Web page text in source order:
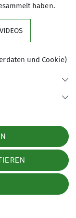
im Battert beim
haben.
und Cookie)